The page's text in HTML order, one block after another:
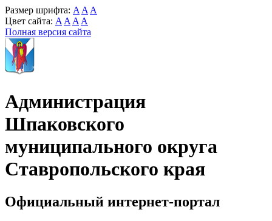
Размер шрифта: A A A
Цвет сайта: A A A A
Полная версия сайта
Администрация
Шпаковского
муниципального округа
Ставропольского края
Официальный интернет-портал